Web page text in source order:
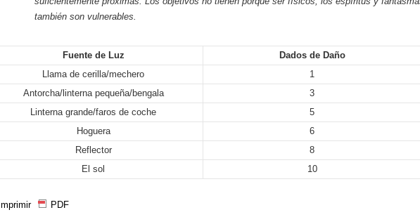
también son vulnerables.
Fuente de Luz
Dados de Daño
Llama de cerilla/mechero
1
Antorcha/linterna pequeña/bengala
3
Linterna grande/faros de coche
5
Hoguera
6
Reflector
8
El sol
10
Imprimir PDF